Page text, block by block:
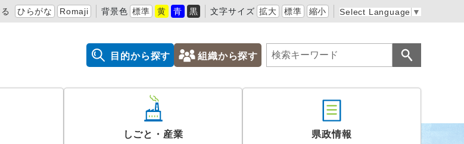
ひらがな Romaji 背景色 標準 黄 青 黒 文字サイズ 拡大 標準 縮小 Select Language ▼
目的から探す 組織から探す
しごと・産業 県政情報